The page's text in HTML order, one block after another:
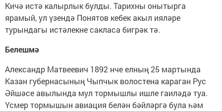
Кичә истә калырлык булды. Тарихны онытырга
ярамый, ул үзендә Понятов кебек акыл ияләре
турындагы истәлекне сакласа бигрәк тә.
Белешмә
Александр Матвеевич 1892 нче елның 25 мартында
Казан губернасының Чыпчык волостена караган Рус
Әйшәсе авылында мул тормышлы ишле гаиләдә туа.
Үсмер тормышын авиация белән бәйләргә була һәм